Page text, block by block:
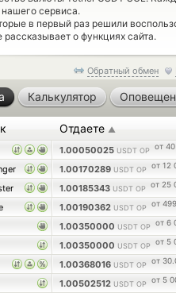
сервиса.
в первый раз решили
рассказывает о функциях сайта.
Обратный обмен
Калькулятор
Отдаете ▲
1.00050025 USDT OP от
1.00170289 USDT OP от 12
1.00185343 USDT OP от 25
1.00190362 USDT OP от 499
1.00350000 USDT OP от 6
1.00350000 USDT OP от 5
1.00368016 USDT OP от
1.00502512 USDT OP от 5